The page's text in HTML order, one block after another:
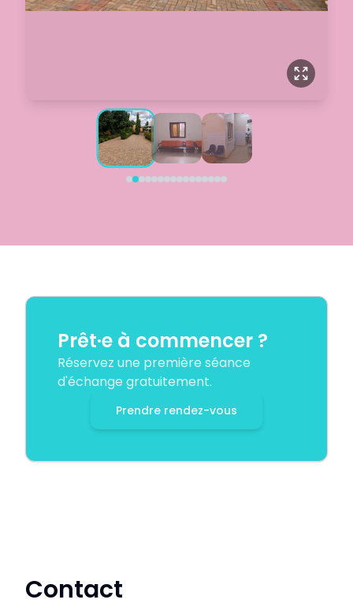
Prêt·e à commencer ?
Réservez une première séance
d'échange gratuitement.
Prendre rendez-vous
Contact